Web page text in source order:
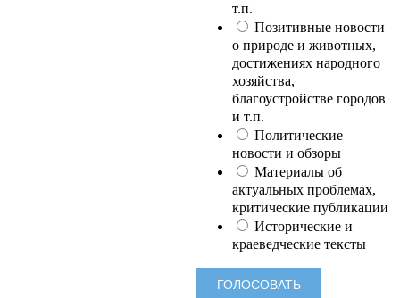
т.п.
Позитивные новости
о природе и животных,
достижениях народного
хозяйства,
благоустройстве городов
и т.п.
Политические
новости и обзоры
Материалы об
актуальных проблемах,
критические публикации
Исторические и
краеведческие тексты